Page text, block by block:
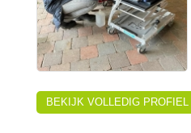
BEKIJK VOLLEDIG PROFIEL